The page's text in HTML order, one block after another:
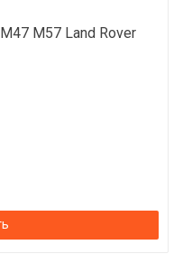
M57 Land Rover